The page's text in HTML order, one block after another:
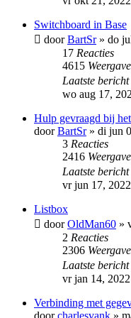
Switchboard in Base
doorBartSr» do
17 Reacties
4615
Laatste bericht
wo aug 17,
Hulp gevraagd bij
doorBartSr» di jun
3 Reacties
2416
Laatste bericht
vr jun 17,
Listbox
doorOldMan60 »
2 Reacties
2306
Laatste bericht
vr jan 14,
Verbinding met
doorcharlesvank »